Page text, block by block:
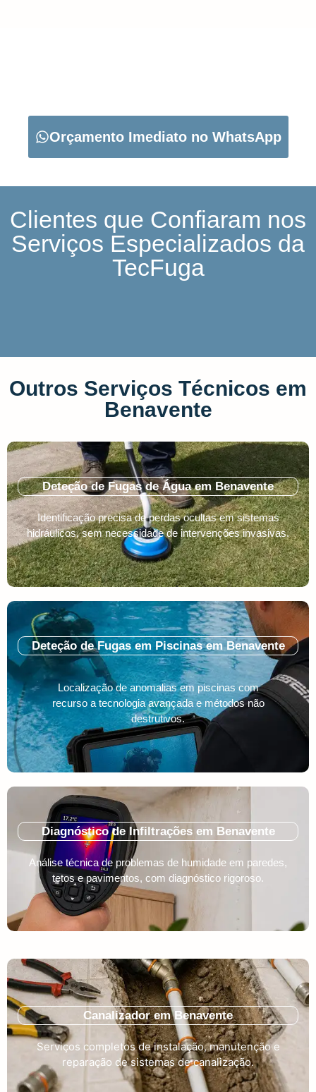
Orçamento Imediato no WhatsApp
Clientes que Confiaram nos
Serviços Especializados da
TecFuga
Outros Serviços Técnicos em
Benavente
Deteção de Fugas de Água em Benavente
Identificação precisa de perdas ocultas em sistemas
hidráulicos, sem necessidade de intervenções invasivas.
Deteção de Fugas em Piscinas em Benavente
Localização de anomalias em piscinas com
recurso a tecnologia avançada e métodos não
destrutivos.
Diagnóstico de Infiltrações em Benavente
Análise técnica de problemas de humidade em paredes,
tetos e pavimentos, com diagnóstico rigoroso.
Canalizador em Benavente
Serviços completos de instalação, manutenção e
reparação de sistemas de canalização.